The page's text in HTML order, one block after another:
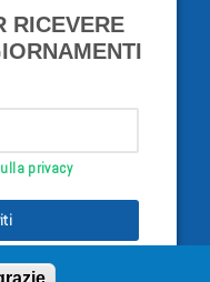
RICEVERE
privacy